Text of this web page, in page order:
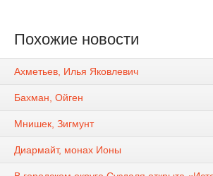
Похожие новости
Ахметьев, Илья Яковлевич
Бахман, Ойген
Мнишек, Зигмунт
Диармайт, монах Ионы